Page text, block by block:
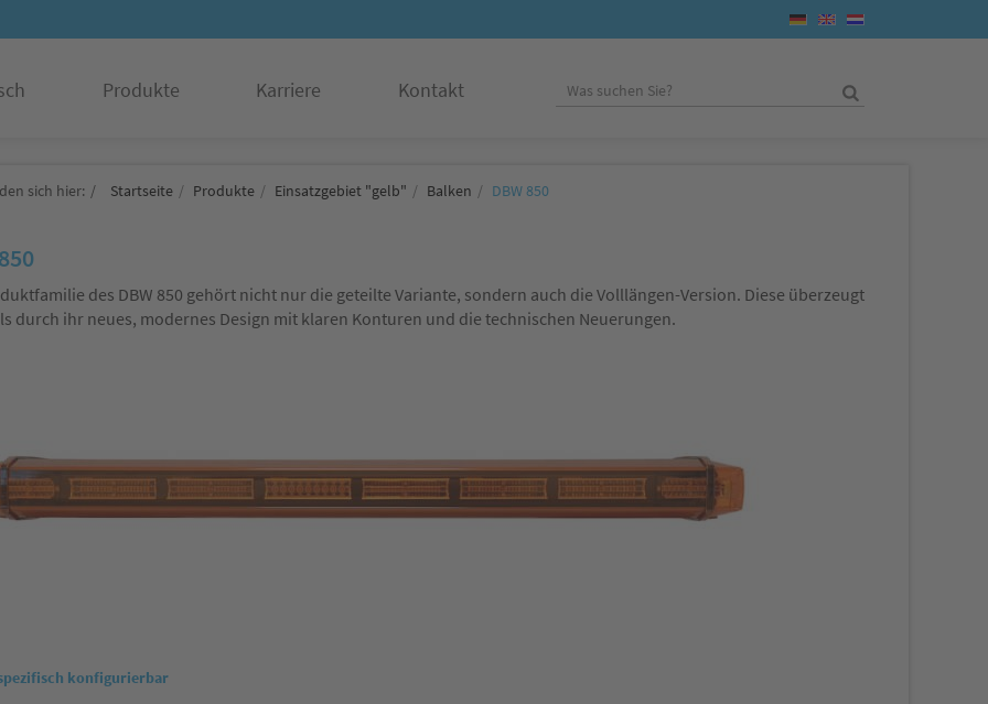
Produkte Karriere Kontakt
sich hier: Startseite Produkte Einsatzgebiet "gelb" Balken DBW 850
des DBW 850 gehört nicht nur die geteilte Variante, sondern auch die Volllängen-Version. Diese überzeugt
durch ihr neues, modernes Design mit klaren Konturen und die technischen Neuerungen.
konfigurierbar